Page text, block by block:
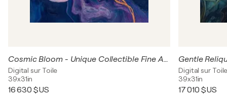
Cosmic Bloom - Unique Collectible Fine Art Giclée
Digital sur Toile
39x31in
16 630 $US
Digital sur
39x31in
17 010 $US